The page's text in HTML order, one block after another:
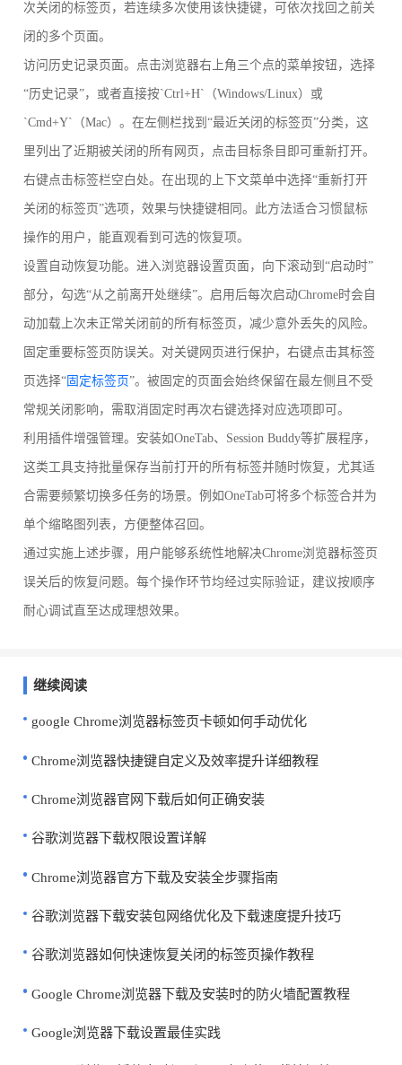
次关闭的标签页，若连续多次使用该快捷键，可依次找回之前关
闭的多个页面。
访问历史记录页面。点击浏览器右上角三个点的菜单按钮，选择
“历史记录”，或者直接按`Ctrl+H`（Windows/Linux）或
`Cmd+Y`（Mac）。在左侧栏找到“最近关闭的标签页”分类，这
里列出了近期被关闭的所有网页，点击目标条目即可重新打开。
右键点击标签栏空白处。在出现的上下文菜单中选择“重新打开
关闭的标签页”选项，效果与快捷键相同。此方法适合习惯鼠标
操作的用户，能直观看到可选的恢复项。
设置自动恢复功能。进入浏览器设置页面，向下滚动到“启动时”
部分，勾选“从之前离开处继续”。启用后每次启动Chrome时会自
动加载上次未正常关闭前的所有标签页，减少意外丢失的风险。
固定重要标签页防误关。对关键网页进行保护，右键点击其标签
页选择“固定标签页”。被固定的页面会始终保留在最左侧且不受
常规关闭影响，需取消固定时再次右键选择对应选项即可。
利用插件增强管理。安装如OneTab、Session Buddy等扩展程序，
这类工具支持批量保存当前打开的所有标签并随时恢复，尤其适
合需要频繁切换多任务的场景。例如OneTab可将多个标签合并为
单个缩略图列表，方便整体召回。
通过实施上述步骤，用户能够系统性地解决Chrome浏览器标签页
误关后的恢复问题。每个操作环节均经过实际验证，建议按顺序
耐心调试直至达成理想效果。
继续阅读
google Chrome浏览器标签页卡顿如何手动优化
Chrome浏览器快捷键自定义及效率提升详细教程
Chrome浏览器官网下载后如何正确安装
谷歌浏览器下载权限设置详解
Chrome浏览器官方下载及安装全步骤指南
谷歌浏览器下载安装包网络优化及下载速度提升技巧
谷歌浏览器如何快速恢复关闭的标签页操作教程
Google Chrome浏览器下载及安装时的防火墙配置教程
Google浏览器下载设置最佳实践